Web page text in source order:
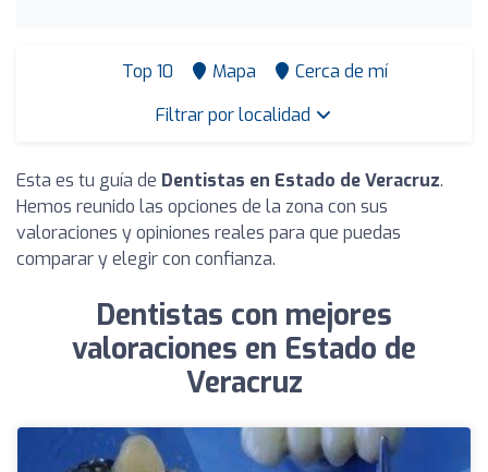
Top 10 Mapa
Cerca de mí
Filtrar por localidad
Esta es tu guía de Dentistas en Estado de Veracruz.
Hemos reunido las opciones de la zona con sus
valoraciones y opiniones reales para que puedas
comparar y elegir con confianza.
Dentistas con mejores
valoraciones en Estado de
Veracruz